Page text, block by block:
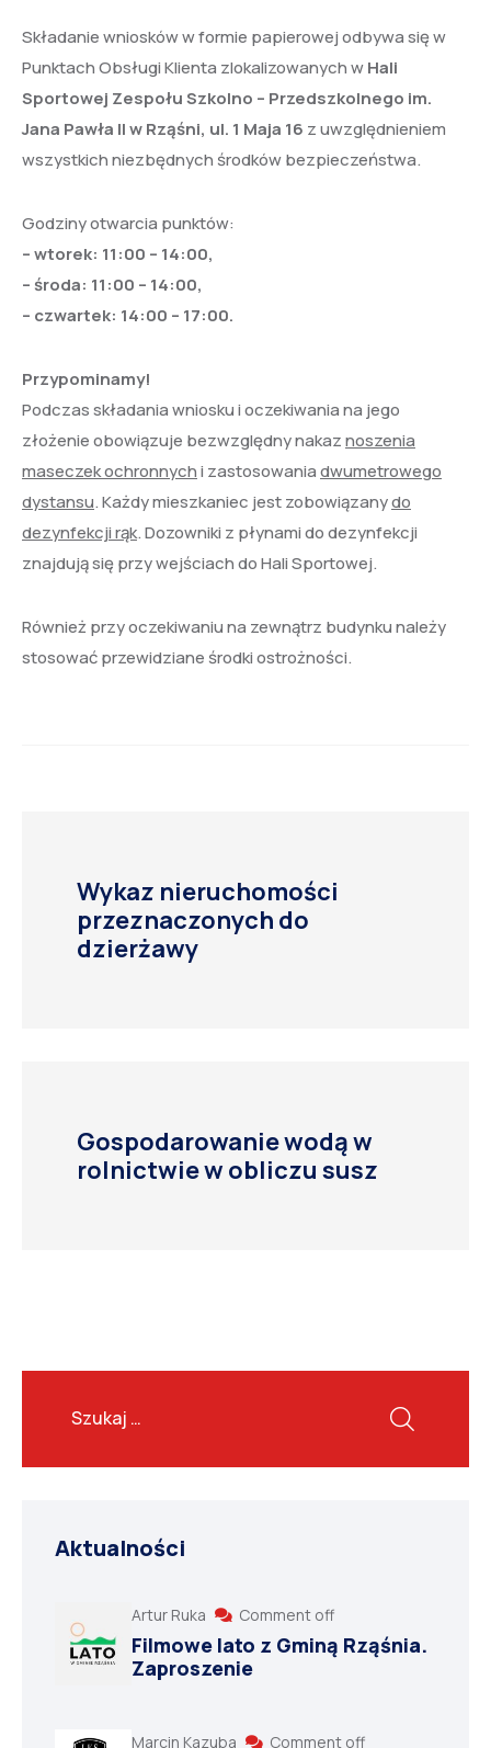
Składanie wniosków w formie papierowej odbywa się w
Punktach Obsługi Klienta zlokalizowanych wHali
Sportowej Zespołu Szkolno – Przedszkolnego im.
Jana Pawła II w Rząśni, ul. 1 Maja 16 z uwzględnieniem
wszystkich niezbędnych środków bezpieczeństwa.
Godziny otwarcia punktów:
– wtorek: 11:00 – 14:00,
– środa: 11:00 – 14:00,
– czwartek: 14:00 – 17:00.
Przypominamy!
Podczas składania wniosku i oczekiwania na jego
złożenie obowiązuje bezwzględny nakaznoszenia
maseczek ochronnychi zastosowaniadwumetrowego
dystansu. Każdy mieszkaniec jest zobowiązanydo
dezynfekcji rąk. Dozowniki z płynami do dezynfekcji
znajdują się przy wejściach do Hali Sportowej.
Również przy oczekiwaniu na zewnątrz budynku należy
stosować przewidziane środki ostrożności.
Wykaz nieruchomości
przeznaczonych do
dzierżawy
Gospodarowanie wodą w
rolnictwie w obliczu susz
Aktualności
Artur Ruka Comment off
Filmowe lato z Gminą Rząśnia.
Zaproszenie
Marcin Kazuba Comment off